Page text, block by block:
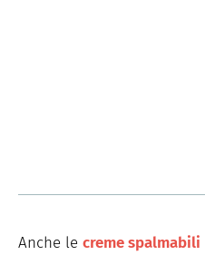
Anche le creme spalmabili